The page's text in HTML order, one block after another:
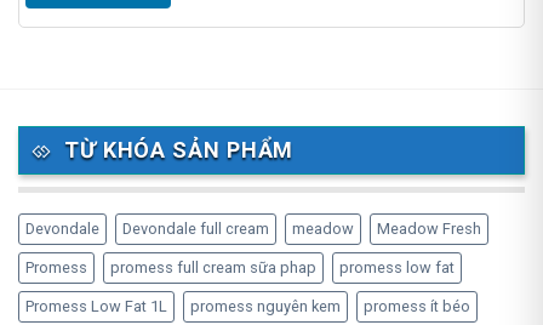
TỪ KHÓA SẢN PHẨM
Devondale Devondale full cream meadow Meadow Fresh
Promess promess full cream sữa phap promess low fat
Promess Low Fat 1L promess nguyên kem promess ít béo